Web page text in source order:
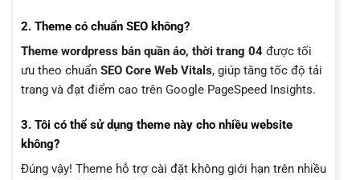
2. Theme có chuẩn SEO không?
Theme wordpress bán quần áo, thời trang 04 được tối
ưu theo chuẩn SEO Core Web Vitals, giúp tăng tốc độ tải
trang và đạt điểm cao trên Google PageSpeed Insights.
3. Tôi có thể sử dụng theme này cho nhiều website
không?
Đúng vậy! Theme hỗ trợ cài đặt không giới hạn trên nhiều